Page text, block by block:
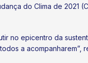
do Clima de 2021
no epicentro da
a acompanharem”,